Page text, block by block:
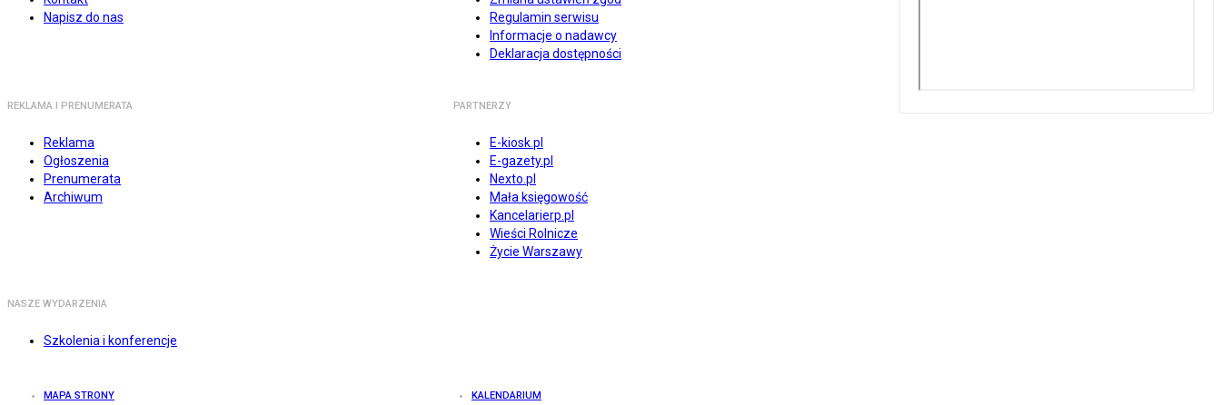
Napisz do nas
Regulamin serwisu
Informacje o nadawcy
Deklaracja dostępności
REKLAMA I PRENUMERATA
Reklama
Ogłoszenia
Prenumerata
Archiwum
PARTNERZY
E-kiosk.pl
E-gazety.pl
Nexto.pl
Mała księgowość
Kancelarierp.pl
Wieści Rolnicze
Życie Warszawy
NASZE WYDARZENIA
Szkolenia i konferencje
MAPA STRONY KALENDARIUM